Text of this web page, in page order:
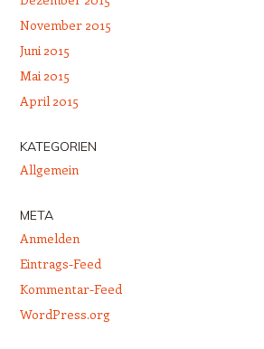
November 2015
Juni 2015
Mai 2015
April 2015
KATEGORIEN
Allgemein
META
Anmelden
Eintrags-Feed
Kommentar-Feed
WordPress.org